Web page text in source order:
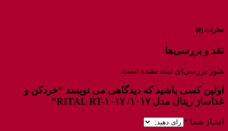
نظرات (0)
نقد و بررسی‌ها
هنوز بررسی‌ای ثبت نشده است.
اولین کسی باشید که دیدگاهی می نویسد “خردکن و
غذاساز ریتال مدل ۱۰۱۷/ RITAL RT-۱۰۱۷”
امتیاز شما *